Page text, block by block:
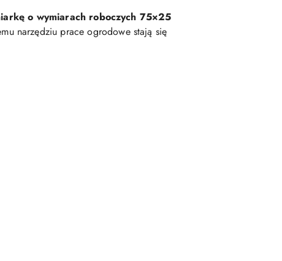
o wymiarach roboczych 75×25
narzędziu prace ogrodowe stają się